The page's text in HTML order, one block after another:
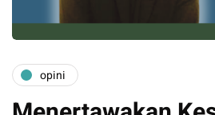
opini